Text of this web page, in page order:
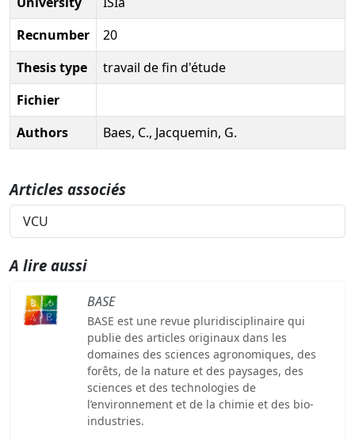
Recnumber
20
Thesis type
travail de fin d'étude
Fichier
Authors
Baes, C., Jacquemin, G.
Articles associés
VCU
A lire aussi
BASE
BASE est une revue pluridisciplinaire qui
publie des articles originaux dans les
domaines des sciences agronomiques, des
forêts, de la nature et des paysages, des
sciences et des technologies de
l’environnement et de la chimie et des bio-
industries.